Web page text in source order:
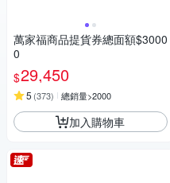
萬家福商品提貨券總面額$3000
0
$29,450
5 (373) 總銷量>2000
加入購物車